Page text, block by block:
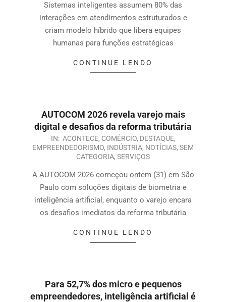
Sistemas inteligentes assumem 80% das
interações em atendimentos estruturados e
criam modelo híbrido que libera equipes
humanas para funções estratégicas
CONTINUE LENDO
AUTOCOM 2026 revela varejo mais
digital e desafios da reforma tributária
IN: ACONTECE, COMÉRCIO, DESTAQUE,
EMPREENDEDORISMO, INDÚSTRIA, NOTÍCIAS, SEM
CATEGORIA, SERVIÇOS
A AUTOCOM 2026 começou ontem (31) em São
Paulo com soluções digitais de biometria e
inteligência artificial, enquanto o varejo encara
os desafios imediatos da reforma tributária
CONTINUE LENDO
Para 52,7% dos micro e pequenos
empreendedores, inteligência artificial é